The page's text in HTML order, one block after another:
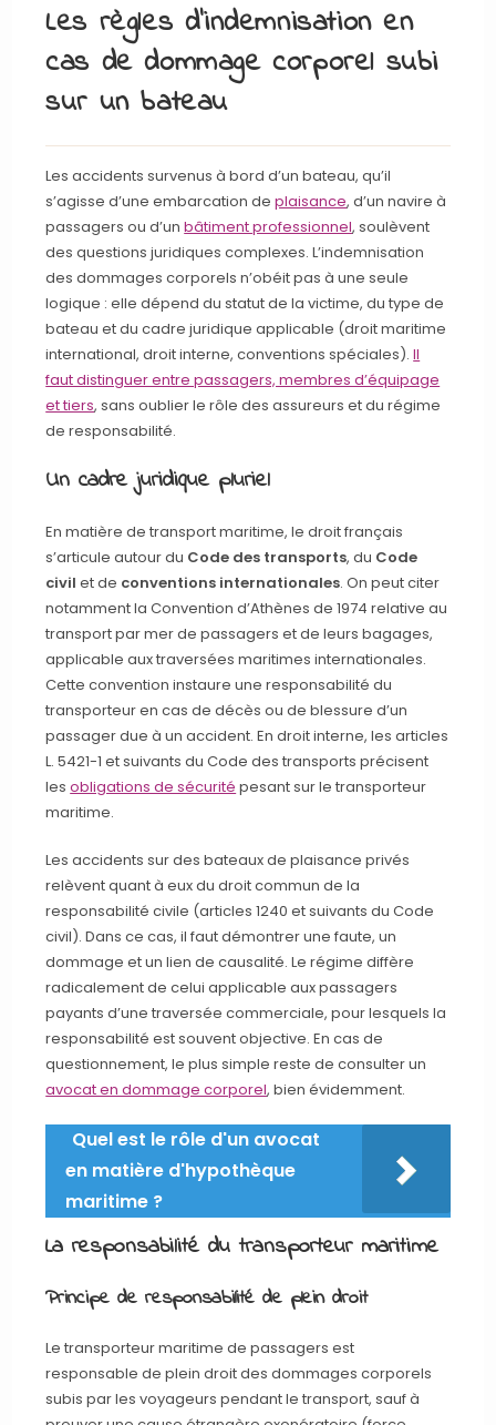
Les règles d’indemnisation en
cas de dommage corporel subi
sur un bateau
Les accidents survenus à bord d’un bateau, qu’il
s’agisse d’une embarcation deplaisance, d’un navire à
passagers ou d’unbâtiment professionnel, soulèvent
des questions juridiques complexes. L’indemnisation
des dommages corporels n’obéit pas à une seule
logique : elle dépend du statut de la victime, du type de
bateau et du cadre juridique applicable (droit maritime
international, droit interne, conventions spéciales).Il
faut distinguer entre passagers, membres d’équipage
et tiers, sans oublier le rôle des assureurs et du régime
de responsabilité.
Un cadre juridique pluriel
En matière de transport maritime, le droit français
s’articule autour du Code des transports, du Code
civil et de conventions internationales. On peut citer
notamment la Convention d’Athènes de 1974 relative au
transport par mer de passagers et de leurs bagages,
applicable aux traversées maritimes internationales.
Cette convention instaure une responsabilité du
transporteur en cas de décès ou de blessure d’un
passager due à un accident. En droit interne, les articles
L. 5421-1 et suivants du Code des transports précisent
lesobligations de sécurité pesant sur le transporteur
maritime.
Les accidents sur des bateaux de plaisance privés
relèvent quant à eux du droit commun de la
responsabilité civile (articles 1240 et suivants du Code
civil). Dans ce cas, il faut démontrer une faute, un
dommage et un lien de causalité. Le régime diffère
radicalement de celui applicable aux passagers
payants d’une traversée commerciale, pour lesquels la
responsabilité est souvent objective. En cas de
questionnement, le plus simple reste de consulter un
avocat en dommage corporel, bien évidemment.
Quel est le rôle d'un avocat
en matière d'hypothèque
maritime ?
La responsabilité du transporteur maritime
Principe de responsabilité de plein droit
Le transporteur maritime de passagers est
responsable de plein droit des dommages corporels
subis par les voyageurs pendant le transport, sauf à